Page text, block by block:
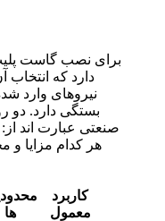
برای نصب گاست
دارد که
نیروهای وارد
بستگی دارد. دو
صنعتی عبارت‌ اند
هر کدام مزایا و
ها
کاربرد
معمول